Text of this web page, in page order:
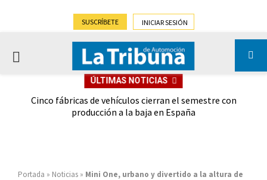
SUSCRÍBETE INICIAR SESIÓN
PRIMARY
ÚLTIMAS NOTICIAS
Cinco fábricas de vehículos cierran el semestre con
producción a la baja en España
Portada » Noticias » Mini One, urbano y divertido a la altura de